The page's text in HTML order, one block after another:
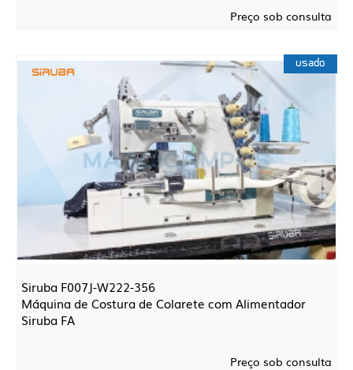
Preço sob consulta
usado
Siruba F007J-W222-356
Máquina de Costura de Colarete com Alimentador
Siruba FA
Preço sob consulta